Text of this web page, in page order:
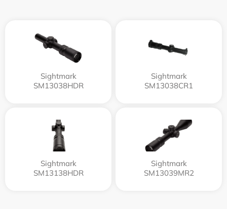
Sightmark
SM13038HDR
Sightmark
SM13038CR1
Sightmark
SM13138HDR
Sightmark
SM13039MR2